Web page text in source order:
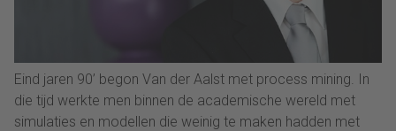
Eind jaren 90’ begon Van der Aalst met process mining. In
die tijd werkte men binnen de academische wereld met
simulaties en modellen die weinig te maken hadden met